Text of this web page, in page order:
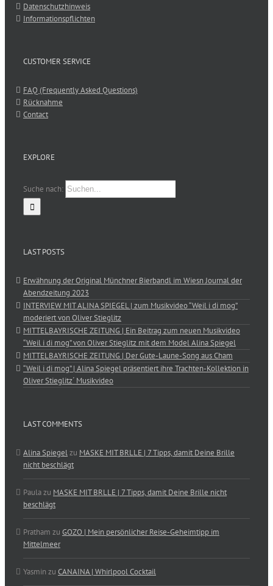
Datenschutzhinweis
Informationspflichten
CUSTOMER SERVICE
FAQ (Frequently Asked Questions)
Rücknahme
Contact
EXPLORE
Suche nach:
LAST POSTS
Erwähnung der Original Münchner Bierbandl im Wiesn Journal der
Abendzeitung 2023
INTERVIEW MIT ALINA SPIEGEL | zum Musikvideo “Weil i di mog”
moderiert von Oliver Stieglitz
MITTELBAYRISCHE ZEITUNG | Ein Beitrag zum neuen Musikvideo
“Weil i di mog” von Oliver Stieglitz mit dem Model Alina Spiegel
MITTELBAYRISCHE ZEITUNG | Der Gute-Laune-Song aus Cham
“Weil i di mog” | Alina Spiegel präsentiert ihre Trachten-Kollektion in
Oliver Stieglitz´ Musikvideo
LAST COMMENTS
Alina Spiegelzu MASKE MIT BRLLE | 7 Tipps, damit Deine Brille
nicht beschlägt
Paulazu MASKE MIT BRLLE | 7 Tipps, damit Deine Brille nicht
beschlägt
Pratham zu GOZO | Mein persönlicher Reise-Geheimtipp im
Mittelmeer
Yasmin zu CANAINA | Whirlpool Cocktail